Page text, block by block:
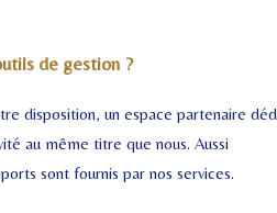
de gestion ?​
disposition, un espace partenaire
au même titre que nous. Aussi
sont fournis par nos services.